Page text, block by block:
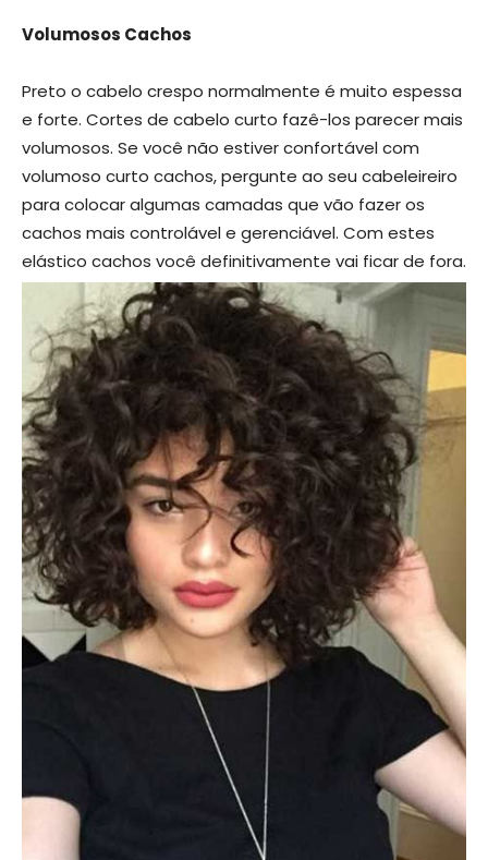
Volumosos Cachos
Preto o cabelo crespo normalmente é muito espessa
e forte. Cortes de cabelo curto fazê-los parecer mais
volumosos. Se você não estiver confortável com
volumoso curto cachos, pergunte ao seu cabeleireiro
para colocar algumas camadas que vão fazer os
cachos mais controlável e gerenciável. Com estes
elástico cachos você definitivamente vai ficar de fora.